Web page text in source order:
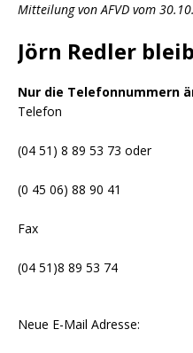
Mitteilung von AFVD vom
Jörn Redler
Nur die Telefonnummern
Telefon
(04 51) 8 89 53 73 oder
(0 45 06) 88 90 41
Fax
(04 51)8 89 53 74
Neue E-Mail Adresse: